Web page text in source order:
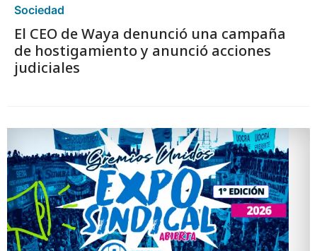
Sociedad
El CEO de Waya denunció una campaña
de hostigamiento y anunció acciones
judiciales